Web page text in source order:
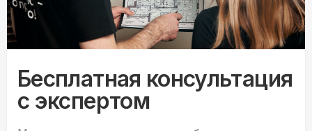
Бесплатная консультация
с экспертом